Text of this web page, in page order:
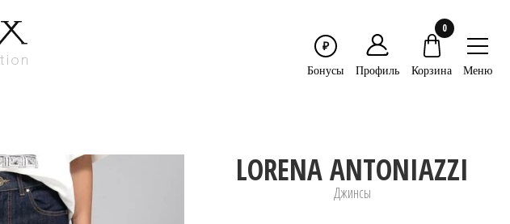
₽
Бонусы Профиль
0
Корзина Меню
LORENA ANTONIAZZI
Джинсы